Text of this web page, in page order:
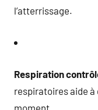
l’atterrissage.
Respiration
respiratoires aide
moment.